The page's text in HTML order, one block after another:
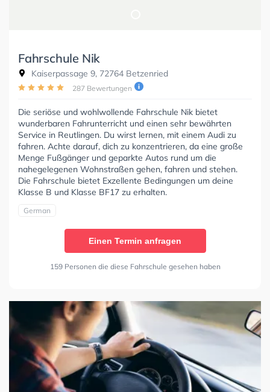
Fahrschule Nik
Kaiserpassage 9, 72764 Betzenried
287 Bewertungen
Die seriöse und wohlwollende Fahrschule Nik bietet
wunderbaren Fahrunterricht und einen sehr bewährten
Service in Reutlingen. Du wirst lernen, mit einem Audi zu
fahren. Achte darauf, dich zu konzentrieren, da eine große
Menge Fußgänger und geparkte Autos rund um die
nahegelegenen Wohnstraßen gehen, fahren und stehen.
Die Fahrschule bietet Exzellente Bedingungen um deine
Klasse B und Klasse BF17 zu erhalten.
German
Einen Termin anfragen
159 Personen die diese Fahrschule gesehen haben